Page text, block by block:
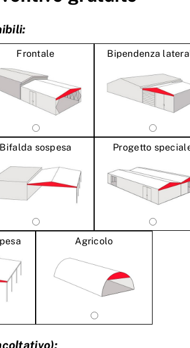
Frontale Bipendenza
Bifalda sospesa Progetto
Agricolo